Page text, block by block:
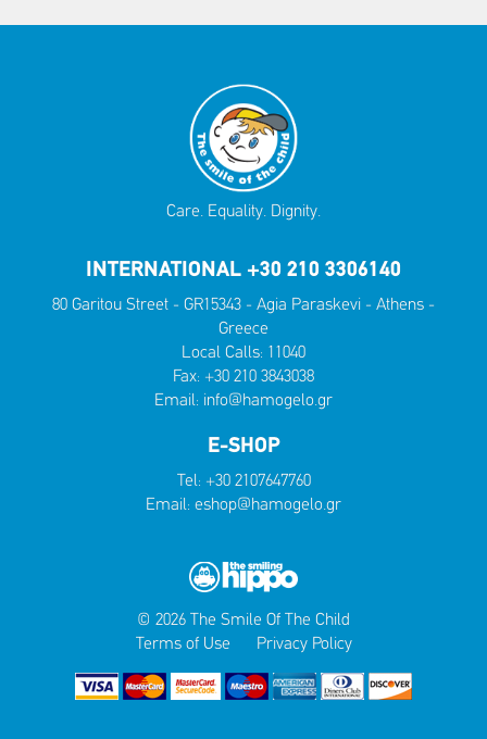
Care. Equality. Dignity.
INTERNATIONAL +30 210 3306140
80 Garitou Street - GR15343 - Agia Paraskevi - Athens -
Greece
Local Calls: 11040
Fax: +30 210 3843038
Email: info@hamogelo.gr
E-SHOP
Tel: +30 2107647760
Email: eshop@hamogelo.gr
© 2026 The Smile Of The Child
Terms of Use
Privacy Policy